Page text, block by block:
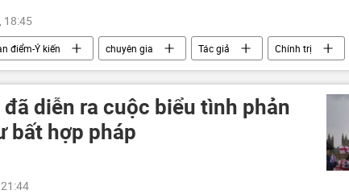
18:45
điểm-Ý kiến chuyên gia Tác giả
Chính trị
Nhật Bản
diễn ra cuộc biểu tình phản
bất hợp pháp